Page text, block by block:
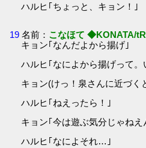
ハルヒ｢ちょっと、キョン！｣
19 名前： こなほて ◆KONATA/
キョン｢なんだよから揚げ｣
ハルヒ｢なによから揚げって
キョン(けっ！泉さんに近づく
ハルヒ｢ねえったら！｣
キョン｢今は遊ぶ気分じゃねえ
ハルヒ｢なによそれ…｣